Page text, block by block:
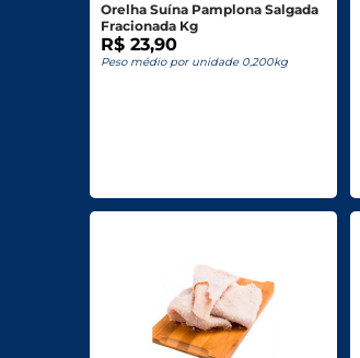
Mercearia
Carnes, Aves E Peixes
Higiene E Beleza
Orelha Suína Pamplona Salgada
Fracionada Kg
R$ 23,90
Peso médio por unidade 0,200kg